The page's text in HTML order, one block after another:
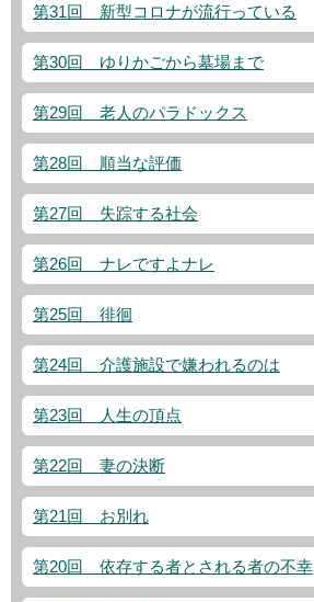
第31回 新型コロナが流行っている
第30回 ゆりかごから墓場まで
第29回 老人のパラドックス
第28回 順当な評価
第27回 失踪する社会
第26回 ナレですよナレ
第25回 徘徊
第24回 介護施設で嫌われるのは
第23回 人生の頂点
第22回 妻の決断
第21回 お別れ
第20回 依存する者とされる者の不幸